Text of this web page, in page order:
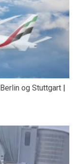
og Stuttgart |